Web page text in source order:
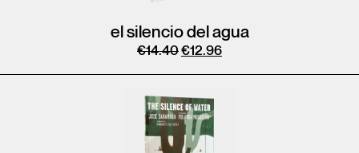
el silencio del agua
€14.40€12.96